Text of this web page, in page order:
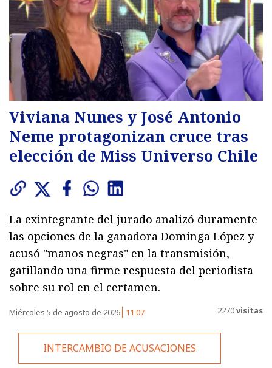
Viviana Nunes y José Antonio
Neme protagonizan cruce tras
elección de Miss Universo Chile
La exintegrante del jurado analizó duramente
las opciones de la ganadora Dominga López y
acusó "manos negras" en la transmisión,
gatillando una firme respuesta del periodista
sobre su rol en el certamen.
Miércoles 5 de agosto de 2026 11:07 2270visitas
INTERCAMBIO DE ACUSACIONES